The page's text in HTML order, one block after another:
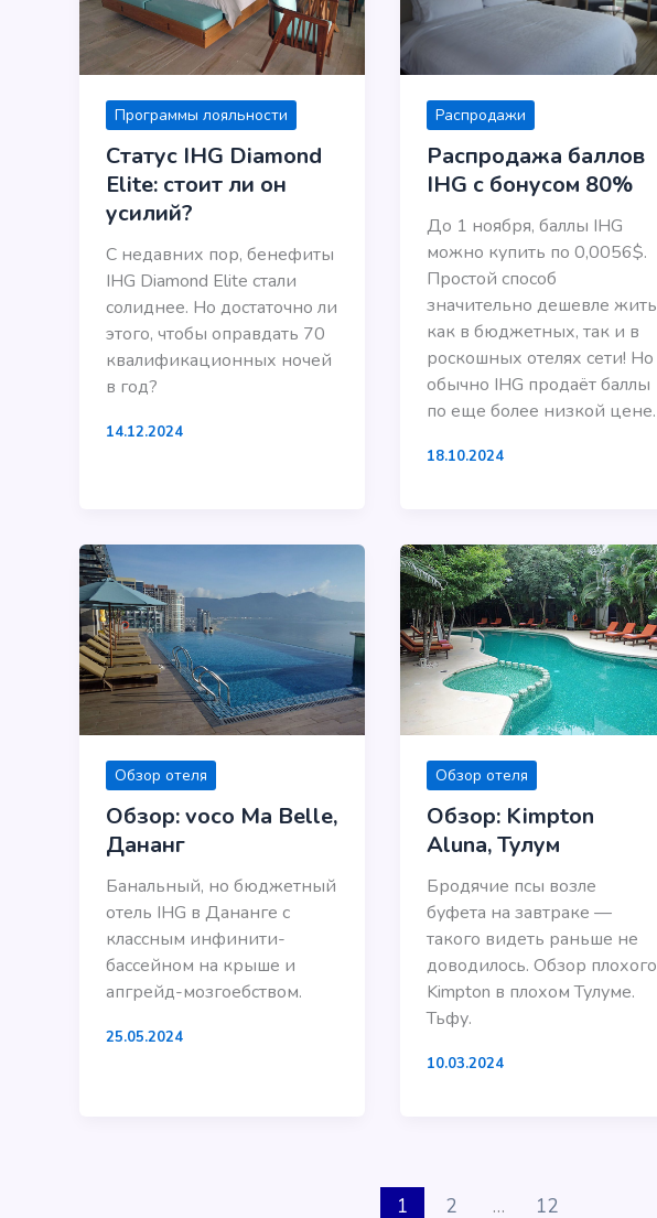
Программы лояльности
Статус IHG Diamond
Elite: стоит ли он
усилий?
С недавних пор, бенефиты
IHG Diamond Elite стали
солиднее. Но достаточно ли
этого, чтобы оправдать 70
квалификационных ночей
в год?
14.12.2024
Распродажи
Распродажа баллов
IHG с бонусом 80%
До 1 ноября, баллы IHG
можно купить по 0,0056$.
Простой способ
значительно дешевле жить
как в бюджетных, так и в
роскошных отелях сети! Но
обычно IHG продаёт баллы
по еще более низкой цене.
18.10.2024
Обзор отеля
Обзор: voco Ma Belle,
Дананг
Банальный, но бюджетный
отель IHG в Дананге с
классным инфинити-
бассейном на крыше и
апгрейд-мозгоебством.
25.05.2024
Обзор отеля
Обзор: Kimpton
Aluna, Тулум
Бродячие псы возле
буфета на завтраке —
такого видеть раньше не
доводилось. Обзор плохого
Kimpton в плохом Тулуме.
Тьфу.
10.03.2024
1 2 … 12